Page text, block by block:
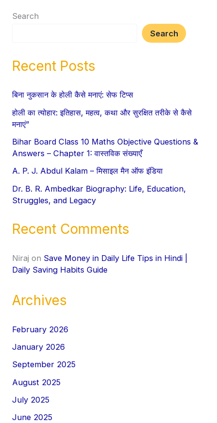
Search
Search
Recent Posts
बिना नुकसान के होली कैसे मनाएं: सेफ टिप्स
होली का त्योहार: इतिहास, महत्व, कथा और सुरक्षित तरीके से कैसे
मनाएं”
Bihar Board Class 10 Maths Objective Questions &
Answers – Chapter 1: वास्तविक संख्याएँ
A. P. J. Abdul Kalam – मिसाइल मैन ऑफ इंडिया
Dr. B. R. Ambedkar Biography: Life, Education,
Struggles, and Legacy
Recent Comments
Niraj on Save Money in Daily Life Tips in Hindi |
Daily Saving Habits Guide
Archives
February 2026
January 2026
September 2025
August 2025
July 2025
June 2025